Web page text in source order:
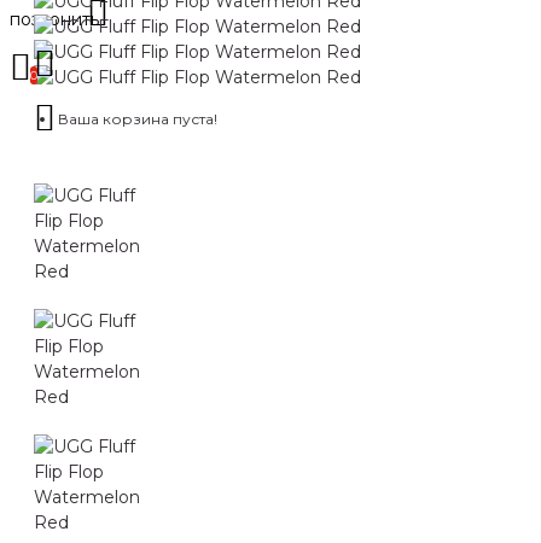
0
Ваша корзина пуста!